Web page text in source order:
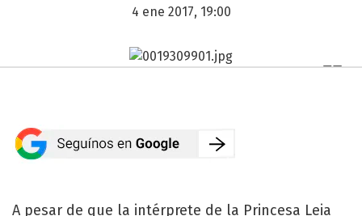
4 ene 2017, 19:00
A pesar de que la intérprete de la Princesa Leia